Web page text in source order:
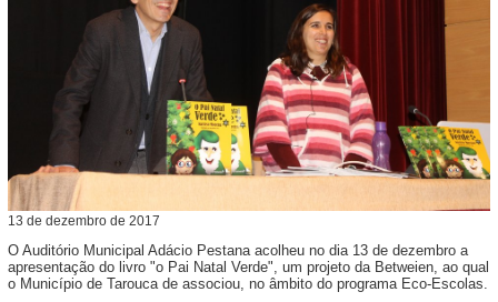
13 de dezembro de 2017
O Auditório Municipal Adácio Pestana acolheu no dia 13 de dezembro a
apresentação do livro "o Pai Natal Verde", um projeto da Betweien, ao qual
o Município de Tarouca de associou, no âmbito do programa Eco-Escolas.